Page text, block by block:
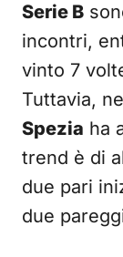
Serie B
incontri,
vinto 7
Tuttavia,
Spezia ha
trend è di
due pari
due